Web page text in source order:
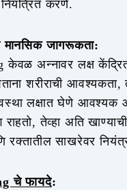
करणे.
मानसिक जागरूकता:
अन्नावर लक्ष
शरीराची आवश्यकता,
लक्षात घेणे
तेव्हा अति
साखरेवर
चे फायदे: